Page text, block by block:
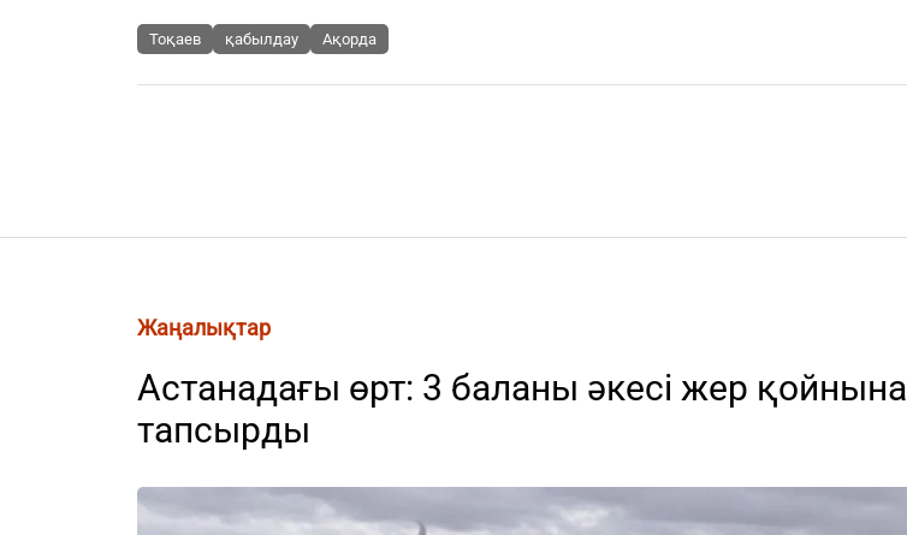
Тоқаев қабылдау Ақорда
Жаңалықтар
Астанадағы өрт: 3 баланы әкесі жер қойнына
тапсырды